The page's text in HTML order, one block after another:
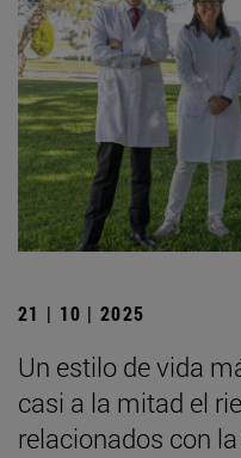
21 | 10 | 2025
Un estilo de vida
casi a la mitad el
relacionados con